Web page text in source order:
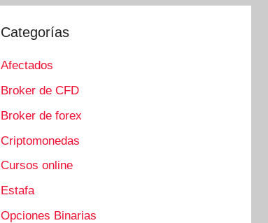
Categorías
Afectados
Broker de CFD
Broker de forex
Criptomonedas
Cursos online
Estafa
Opciones Binarias